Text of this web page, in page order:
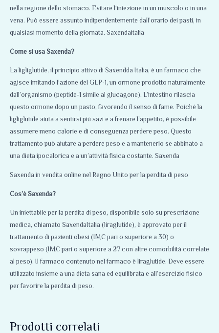
nella regione dello stomaco. Evitare l‘iniezione in un muscolo o in una
vena. Può essere assunto indipendentemente dall’orario dei pasti, in
qualsiasi momento della giornata. Saxendaitalia
Come si usa Saxenda?
La ligliglutide, il principio attivo di Saxendda Italia, è un farmaco che
agisce imitando l’azione del GLP-1, un ormone prodotto naturalmente
dall’organismo (peptide-1 simile al glucagone). L’intestino rilascia
questo ormone dopo un pasto, favorendo il senso di fame. Poiché la
ligliglutide aiuta a sentirsi più sazi e a frenare l’appetito, è possibile
assumere meno calorie e di conseguenza perdere peso. Questo
trattamento può aiutare a perdere peso e a mantenerlo se abbinato a
una dieta ipocalorica e a un’attività fisica costante. Saxenda
Saxenda in vendita online nel Regno Unito per la perdita di peso
Cos’è Saxenda?
Un iniettabile per la perdita di peso, disponibile solo su prescrizione
medica, chiamato SaxendaItalia (liraglutide), è approvato per il
trattamento di pazienti obesi (IMC pari o superiore a 30) o
sovrappeso (IMC pari o superiore a 27 con altre comorbilità correlate
al peso). Il farmaco contenuto nel farmaco è liraglutide. Deve essere
utilizzato insieme a una dieta sana ed equilibrata e all’esercizio fisico
per favorire la perdita di peso.
Prodotti correlati